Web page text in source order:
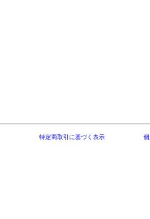
特定商取引に基づく表示